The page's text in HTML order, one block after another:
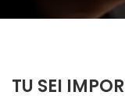
TU SEI